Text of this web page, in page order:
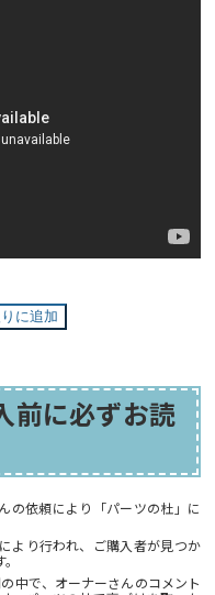
に追加
前に必ずお読
の依頼により「パーツの杜」に
より行われ、ご購入者が見つか
中で、オーナーさんのコメント